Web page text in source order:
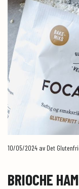
10/05/2024 av Det
BRIOCHE